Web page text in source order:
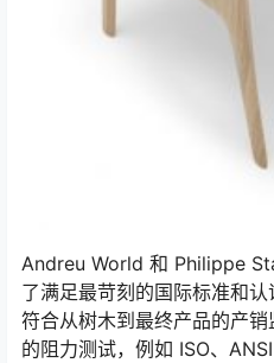
Andreu World 和 Philippe
了满足最苛刻的国际标准和认
符合从树木到最终产品的产销
的阻力测试，例如 ISO、